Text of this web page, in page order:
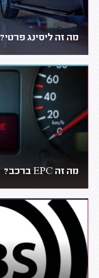
מה זה ליסינג פרטי?
מה זה EPC ברכב?